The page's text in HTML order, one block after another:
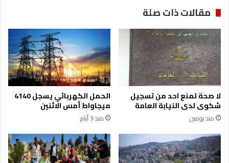
ي
ن
ف
ي
ا
ل
م
غ
ر
ب
ي
م
ت
ح
ا
ن
ا
ت
ا
ل
ث
ا
مقالات ذات صلة
لا صحة لمنع احد من تسجيل
شكوى لدى النيابة العامة
منذ يومين
الحمل الكهربائي يسجل 4140
ميجاواط أمس الاثنين
منذ 3 أيام